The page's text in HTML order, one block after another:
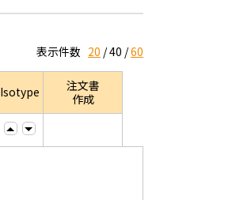
表示件数 20 40 60
Isotype
注文書
作成